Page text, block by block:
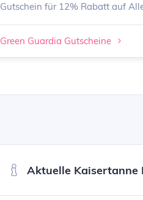
Gutschein für 12% Rabatt auf
Green Guardia Gutscheine
Aktuelle Kaisertanne